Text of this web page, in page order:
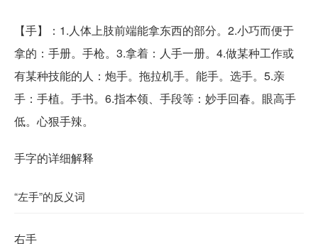
【手】：1.人体上肢前端能拿东西的部分。2.小巧而便于
拿的：手册。手枪。3.拿着：人手一册。4.做某种工作或
有某种技能的人：炮手。拖拉机手。能手。选手。5.亲
手：手植。手书。6.指本领、手段等：妙手回春。眼高手
低。心狠手辣。
手字的详细解释
“左手”的反义词
右手